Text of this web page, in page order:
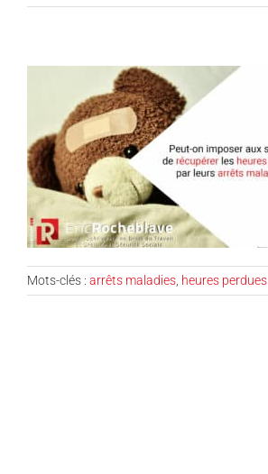
Mots-clés : arrêts maladies heures perdues